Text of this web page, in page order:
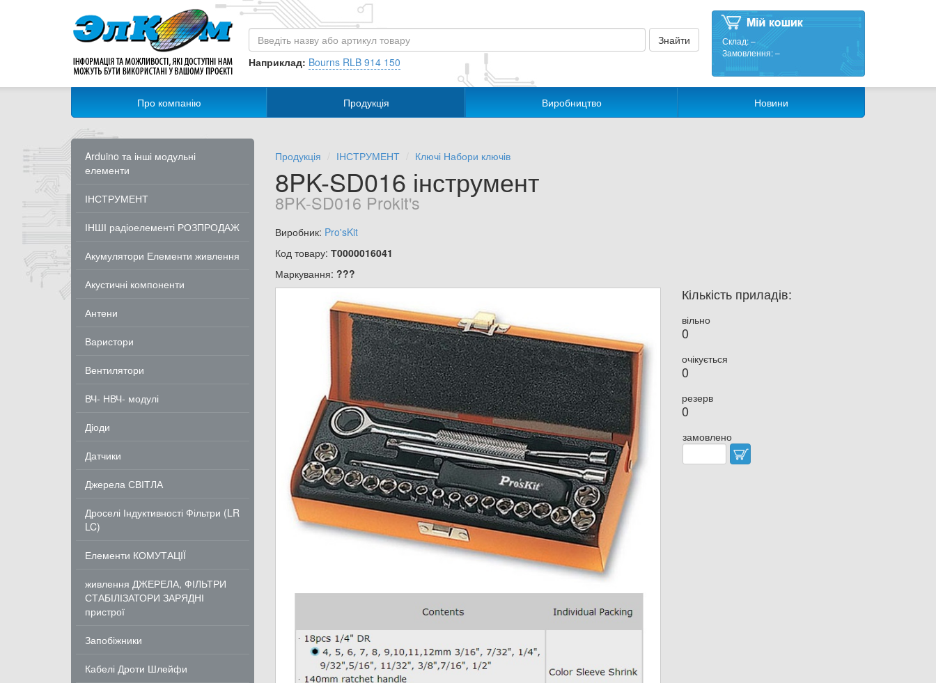
Наприклад: Bourns RLB 914 150
Склад:–
Замовлення:–
Про компанію Продукція Виробництво Новини
Arduino та інші модульні
елементи
ІНСТРУМЕНТ
ІНШІ радіоелементі РОЗПРОДАЖ
Акумулятори Елементи живлення
Акустичні компоненти
Антени
Варистори
Вентилятори
ВЧ- НВЧ- модулі
Діоди
Датчики
Джерела СВІТЛА
Дроселі Індуктивності Фільтри (LR
LC)
Елементи КОМУТАЦІЇ
живлення ДЖЕРЕЛА, ФІЛЬТРИ
СТАБІЛІЗАТОРИ ЗАРЯДНІ
пристрої
Запобіжники
Кабелі Дроти Шлейфи
Продукція ІНСТРУМЕНТ Ключі Набори ключів
8PK-SD016 інструмент
8PK-SD016 Prokit's
Виробник: Pro'sKit
Код товару: Т0000016041
Маркування: ???
Кількість приладів:
вільно
0
очікується
0
резерв
0
замовлено